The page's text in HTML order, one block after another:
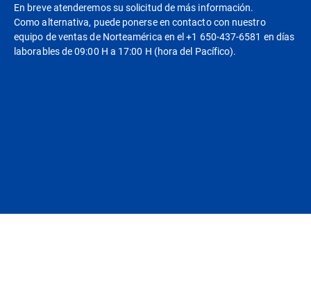
En breve atenderemos su solicitud de más información.
Como alternativa, puede ponerse en contacto con nuestro
equipo de ventas de Norteamérica en el +1 650-437-6581 en días
laborables de 09:00 H a 17:00 H (hora del Pacífico).